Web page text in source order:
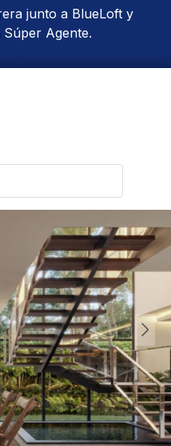
junto a BlueLoft y
Agente.